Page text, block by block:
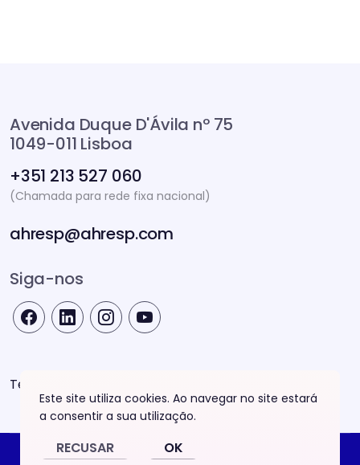
Este site utiliza cookies. Ao navegar no site estará
a consentir a sua utilização.
RECUSAR OK
Avenida Duque D'Ávila nº 75
1049-011 Lisboa
+351 213 527 060
(Chamada para rede fixa nacional)
ahresp@ahresp.com
Siga-nos
Termos e Condições
© 2026 Prémios AHRESP. Todos os direitos reservados.